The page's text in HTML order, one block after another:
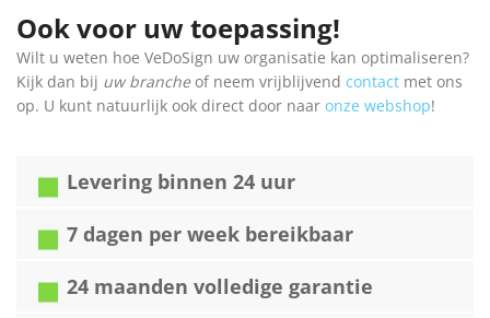
Ook voor uw toepassing!
Wilt u weten hoe VeDoSign uw organisatie kan optimaliseren?
Kijk dan bij uw brancheof neem vrijblijvend contact met ons
op. U kunt natuurlijk ook direct door naar onze webshop!
Levering binnen 24 uur
7 dagen per week bereikbaar
24 maanden volledige garantie